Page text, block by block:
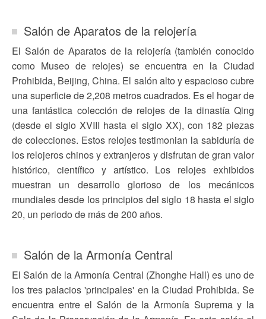
Salón de Aparatos de la relojería
El Salón de Aparatos de la relojería (también conocido
como Museo de relojes) se encuentra en la Ciudad
Prohibida, Beijing, China. El salón alto y espacioso cubre
una superficie de 2,208 metros cuadrados. Es el hogar de
una fantástica colección de relojes de la dinastía Qing
(desde el siglo XVIII hasta el siglo XX), con 182 piezas
de colecciones. Estos relojes testimonian la sabiduría de
los relojeros chinos y extranjeros y disfrutan de gran valor
histórico, científico y artístico. Los relojes exhibidos
muestran un desarrollo glorioso de los mecánicos
mundiales desde los principios del siglo 18 hasta el siglo
20, un periodo de más de 200 años.
Salón de la Armonía Central
El Salón de la Armonía Central (Zhonghe Hall) es uno de
los tres palacios 'principales' en la Ciudad Prohibida. Se
encuentra entre el Salón de la Armonía Suprema y la